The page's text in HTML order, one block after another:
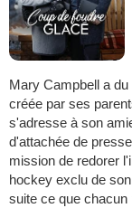
Mary Campbell a
créée par ses
s'adresse à son
d'attachée de
mission de redorer
hockey exclu de
suite ce que chacun